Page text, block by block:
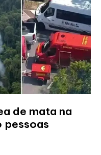
de mata na
pessoas